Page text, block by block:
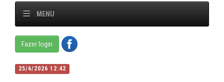
MENU
Fazer login
25/6/2026 12:42